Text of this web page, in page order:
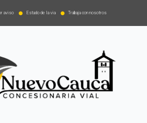
aviso Estado de la via Trabaja con nosotros